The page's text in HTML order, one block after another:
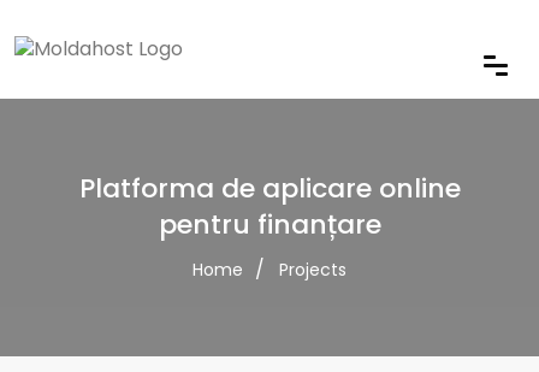
Platforma de aplicare online
pentru finanțare
Home Projects